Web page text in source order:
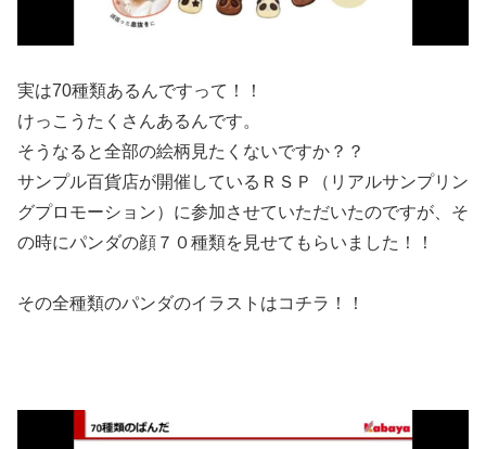
実は70種類あるんですって！！
けっこうたくさんあるんです。
そうなると全部の絵柄見たくないですか？？
サンプル百貨店が開催しているＲＳＰ（リアルサンプリン
グプロモーション）に参加させていただいたのですが、そ
の時にパンダの顔７０種類を見せてもらいました！！
その全種類のパンダのイラストはコチラ！！